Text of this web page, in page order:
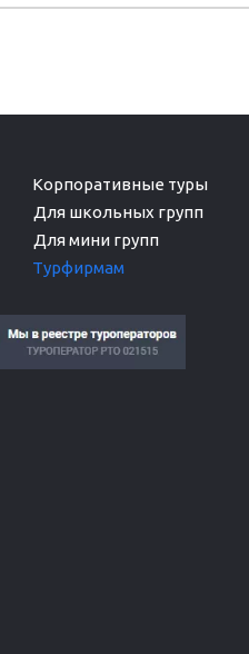
Корпоративные туры
Для школьных групп
Для мини групп
Турфирмам